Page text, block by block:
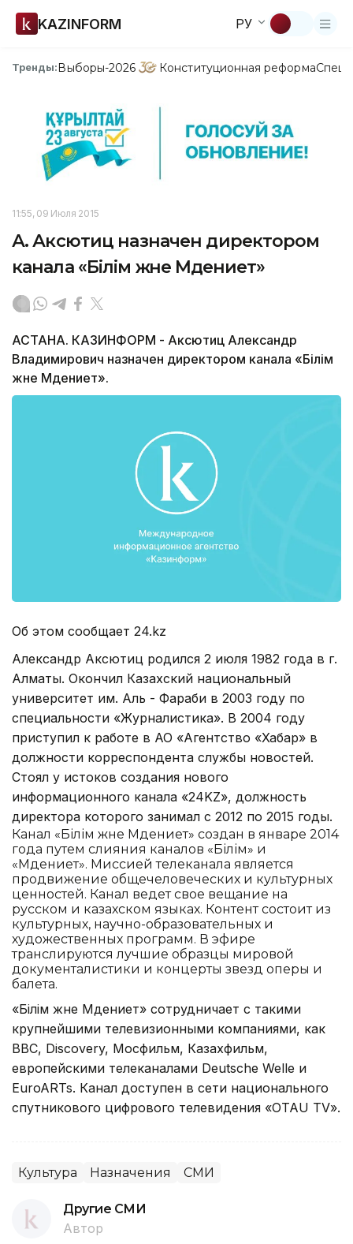
KAZINFORM РУ
Тренды:Выборы-2026 Конституционная реформа
11:55, 09 Июля 2015
А. Аксютиц назначен директором
канала «Білім және Мәдениет»
АСТАНА. КАЗИНФОРМ - Аксютиц Александр
Владимирович назначен директором канала «Білім
және Мәдениет».
Об этом сообщает 24.kz
Александр Аксютиц родился 2 июля 1982 года в г.
Алматы. Окончил Казахский национальный
университет им. Аль - Фараби в 2003 году по
специальности «Журналистика». В 2004 году
приступил к работе в АО «Агентство «Хабар» в
должности корреспондента службы новостей.
Стоял у истоков создания нового
информационного канала «24KZ», должность
директора которого занимал с 2012 по 2015 годы.
Канал «Білім және Мәдениет» создан в январе 2014
года путем слияния каналов «Білім» и
«Мәдениет». Миссией телеканала является
продвижение общечеловеческих и культурных
ценностей. Канал ведет свое вещание на
русском и казахском языках. Контент состоит из
культурных, научно-образовательных и
художественных программ. В эфире
транслируются лучшие образцы мировой
документалистики и концерты звезд оперы и
балета.
«Білім және Мәдениет» сотрудничает с такими
крупнейшими телевизионными компаниями, как
BBC, Discovery, Мосфильм, Казахфильм,
европейскими телеканалами Deutsche Welle и
EuroARTs. Канал доступен в сети национального
спутникового цифрового телевидения «OTAU TV».
Культура Назначения СМИ
Другие СМИ
Автор